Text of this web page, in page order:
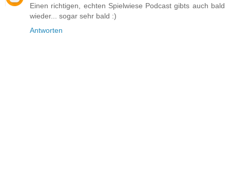
Einen richtigen, echten Spielwiese Podcast gibts auch bald
wieder... sogar sehr bald :)
Antworten